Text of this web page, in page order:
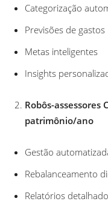
Categorização
Previsões de gastos
Metas inteligentes
Insights
Robôs-assessores
patrimônio/ano
Gestão
Rebalanceamento
Relatórios